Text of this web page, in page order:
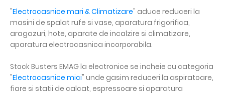
"Electrocasnice mari & Climatizare" aduce reduceri la
masini de spalat rufe si vase, aparatura frigorifica,
aragazuri, hote, aparate de incalzire si climatizare,
aparatura electrocasnica incorporabila.
Stock Busters EMAG la electronice se incheie cu categoria
"Electrocasnice mici" unde gasim reduceri la aspiratoare,
fiare si statii de calcat, espressoare si aparatura